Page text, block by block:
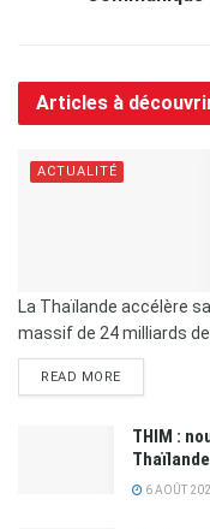
Articles à
ACTUALITÉ
La Thaïlande accélère
massif de 24 milliards
READ MORE
THIM :
6 AOÛT